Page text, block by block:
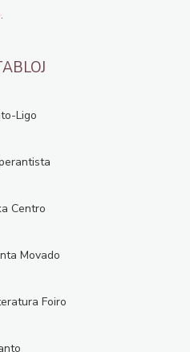
.
Ligo
Centro
Movado
Foiro